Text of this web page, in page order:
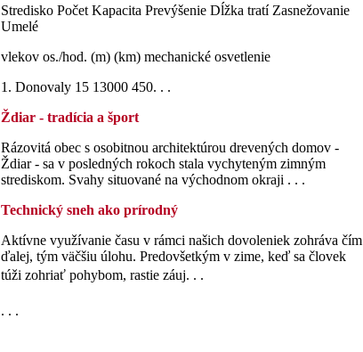
Stredisko Počet Kapacita Prevýšenie Dĺžka tratí Zasnežovanie
Umelé
vlekov os./hod. (m) (km) mechanické osvetlenie
1. Donovaly 15 13000 450. . .
Ždiar - tradícia a šport
Rázovitá obec s osobitnou architektúrou drevených domov -
Ždiar - sa v posledných rokoch stala vychyteným zimným
strediskom. Svahy situované na východnom okraji . . .
Technický sneh ako prírodný
Aktívne využívanie času v rámci našich dovoleniek zohráva čím
ďalej, tým väčšiu úlohu. Predovšetkým v zime, keď sa človek
túži zohriať pohybom, rastie záuj. . .
. . .